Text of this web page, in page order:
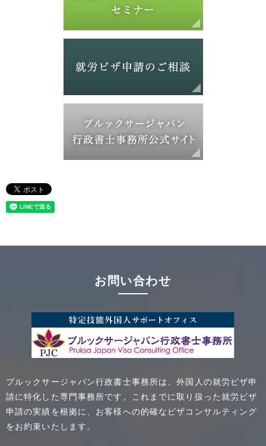
お問い合わせ
プルックサージャパン行政書士事務所は、外国人の就労ビザ申
請に特化した専門事務所です。これまでに取り扱った就労ビザ
申請の実績を根拠に、お客様への的確なビザコンサルティング
をお約束いたします。